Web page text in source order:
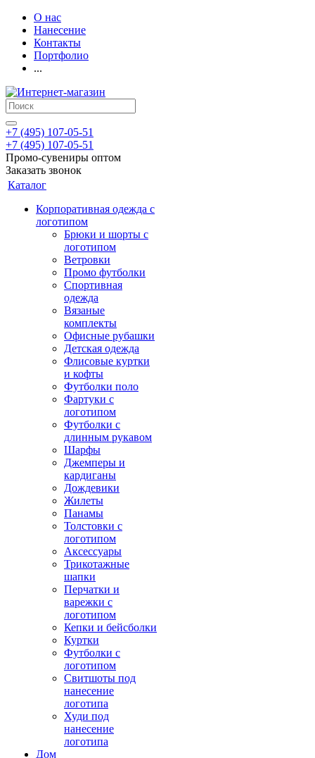
О нас
Нанесение
Контакты
Портфолио
...
+7 (495) 107-05-51
+7 (495) 107-05-51
Промо-сувениры оптом
Заказать звонок
Каталог
Корпоративная одежда с
логотипом
Брюки и шорты с
логотипом
Ветровки
Промо футболки
Спортивная
одежда
Вязаные
комплекты
Офисные рубашки
Детская одежда
Флисовые куртки
и кофты
Футболки поло
Фартуки с
логотипом
Футболки с
длинным рукавом
Шарфы
Джемперы и
кардиганы
Дождевики
Жилеты
Панамы
Толстовки с
логотипом
Аксессуары
Трикотажные
шапки
Перчатки и
варежки с
логотипом
Кепки и бейсболки
Куртки
Футболки с
логотипом
Свитшоты под
нанесение
логотипа
Худи под
нанесение
логотипа
Дом